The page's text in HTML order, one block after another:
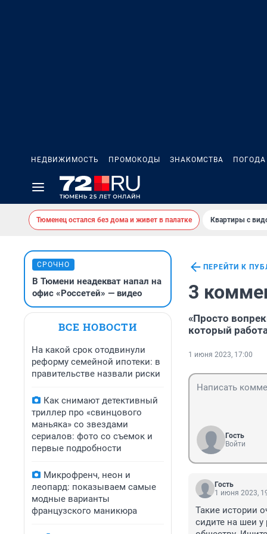
НЕДВИЖИМОСТЬ ПРОМОКОДЫ ЗНАКОМСТВА ПОГОДА
Тюменец остался без дома и живет в палатке Квартиры с
СРОЧНО
В Тюмени неадекват напал на
офис «Россетей» — видео
ВСЕ НОВОСТИ
На какой срок отодвинули
реформу семейной ипотеки: в
правительстве назвали риски
Как снимают детективный
триллер про «свинцового
маньяка» со звездами
сериалов: фото со съемок и
первые подробности
Микрофренч, неон и
леопард: показываем самые
модные варианты
французского маникюра
ПЕРЕЙТИ К
3
«Просто
который
1 июня 2023, 17:00
Гость
Войти
Гость
1 июня 2023,
Такие истории
сидите на шеи у